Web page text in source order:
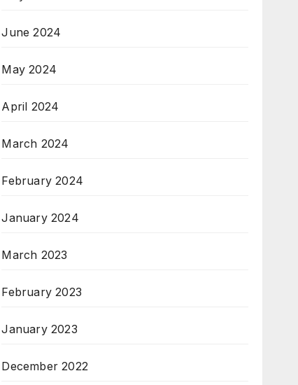
June 2024
May 2024
April 2024
March 2024
February 2024
January 2024
March 2023
February 2023
January 2023
December 2022